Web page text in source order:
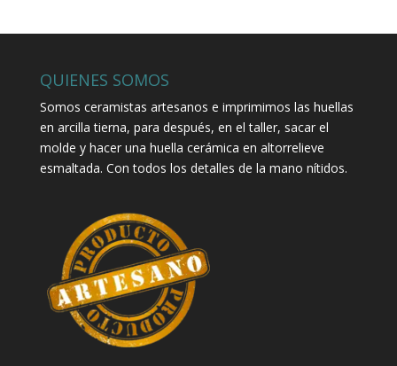
QUIENES SOMOS
Somos ceramistas artesanos e imprimimos las huellas
en arcilla tierna, para después, en el taller, sacar el
molde y hacer una huella cerámica en altorrelieve
esmaltada. Con todos los detalles de la mano nítidos.